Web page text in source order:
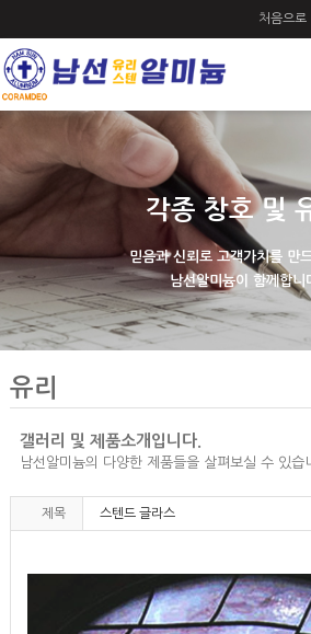
처음으로
각종 창호 및
믿음과 신뢰로 고객가치를 만
남선알미늄이 함께합니
유리
갤러리 및 제품소개입니다.
남선알미늄의 다양한 제품들을 살펴보실 수 있습
제목 스텐드 글라스